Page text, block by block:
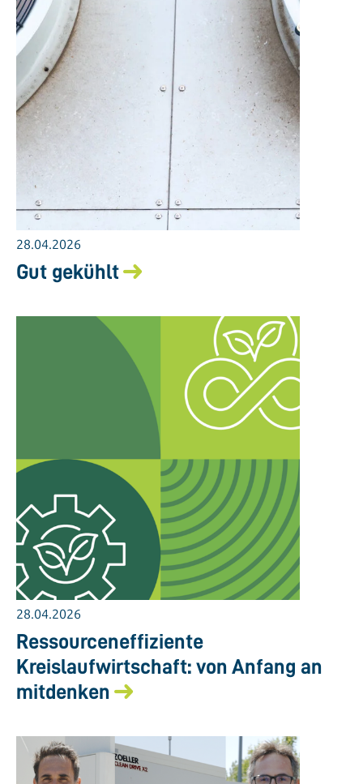
28.04.2026
Gut gekühlt
28.04.2026
Ressourceneffiziente
Kreislaufwirtschaft: von Anfang an
mitdenken